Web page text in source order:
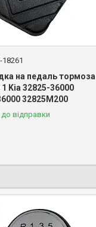
18261
на педаль тормоза
Kia 32825-36000
32825M200
відправки